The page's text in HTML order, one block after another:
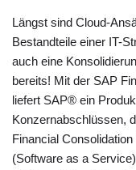
Längst sind Cloud-
Bestandteile einer IT-
auch eine
bereits! Mit der SAP
liefert SAP® ein
Konzernabschlüssen,
Financial
(Software as a